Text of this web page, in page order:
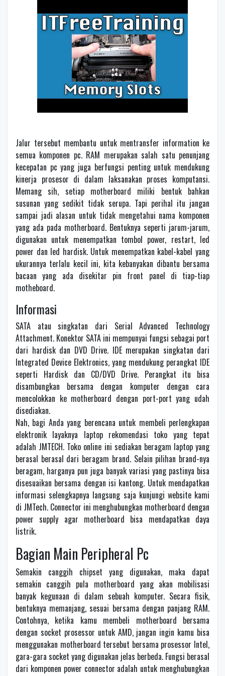
Jalur tersebut membantu untuk mentransfer information ke
semua komponen pc. RAM merupakan salah satu penunjang
kecepatan pc yang juga berfungsi penting untuk mendukung
kinerja prosesor di dalam laksanakan proses komputansi.
Memang sih, setiap motherboard miliki bentuk bahkan
susunan yang sedikit tidak serupa. Tapi perihal itu jangan
sampai jadi alasan untuk tidak mengetahui nama komponen
yang ada pada motherboard. Bentuknya seperti jarum-jarum,
digunakan untuk menempatkan tombol power, restart, led
power dan led hardisk. Untuk menempatkan kabel-kabel yang
ukurannya terlalu kecil ini, kita kebanyakan dibantu bersama
bacaan yang ada disekitar pin front panel di tiap-tiap
motheboard.
Informasi
SATA atau singkatan dari Serial Advanced Technology
Attachment. Konektor SATA ini mempunyai fungsi sebagai port
dari hardisk dan DVD Drive. IDE merupakan singkatan dari
Integrated Device Elektronics, yang mendukung perangkat IDE
seperti Hardisk dan CD/DVD Drive. Perangkat itu bisa
disambungkan bersama dengan komputer dengan cara
mencolokkan ke motherboard dengan port-port yang udah
disediakan.
Nah, bagi Anda yang berencana untuk membeli perlengkapan
elektronik layaknya laptop rekomendasi toko yang tepat
adalah JMTECH. Toko online ini sediakan beragam laptop yang
berasal berasal dari beragam brand. Selain pilihan brand-nya
beragam, harganya pun juga banyak variasi yang pastinya bisa
disesuaikan bersama dengan isi kantong. Untuk mendapatkan
informasi selengkapnya langsung saja kunjungi website kami
di JMTech. Connector ini menghubungkan motherboard dengan
power supply agar motherboard bisa mendapatkan daya
listrik.
Bagian Main Peripheral Pc
Semakin canggih chipset yang digunakan, maka dapat
semakin canggih pula motherboard yang akan mobilisasi
banyak kegunaan di dalam sebuah komputer. Secara fisik,
bentuknya memanjang, sesuai bersama dengan panjang RAM.
Contohnya, ketika kamu membeli motherboard bersama
dengan socket prosessor untuk AMD, jangan ingin kamu bisa
menggunakan motherboard tersebut bersama prosessor Intel,
gara-gara socket yang digunakan jelas berbeda. Fungsi berasal
dari komponen power connector adalah untuk menghubungkan